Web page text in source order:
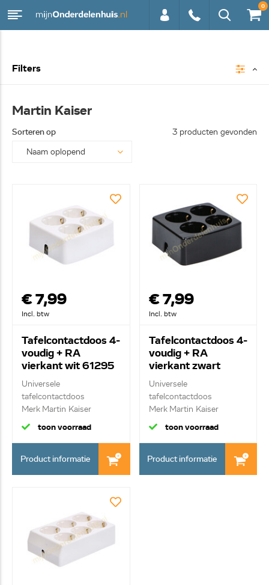
0
Filters
Martin Kaiser
Sorteren op 3 producten gevonden
€ 7,99
Incl. btw
Tafelcontactdoos 4-
voudig + RA
vierkant wit 61295
Universele
tafelcontactdoos
Merk Martin Kaiser
Monteerbaar...
toon voorraad
Product informatie
€ 7,99
Incl. btw
Tafelcontactdoos 4-
voudig + RA
vierkant zwart
Universele
tafelcontactdoos
Merk Martin Kaiser
Monteerbaar...
toon voorraad
Product informatie